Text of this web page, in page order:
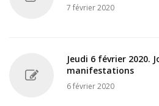
7 février 2020
Jeudi 6 février 2020.
manifestations
6 février 2020